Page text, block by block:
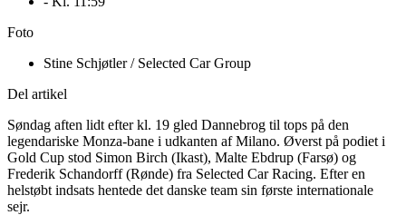
Foto
Stine Schjøtler / Selected Car Group
Del artikel
Søndag aften lidt efter kl. 19 gled Dannebrog til tops på den
legendariske Monza-bane i udkanten af Milano. Øverst på podiet i
Gold Cup stod Simon Birch (Ikast), Malte Ebdrup (Farsø) og
Frederik Schandorff (Rønde) fra Selected Car Racing. Efter en
helstøbt indsats hentede det danske team sin første internationale
sejr.